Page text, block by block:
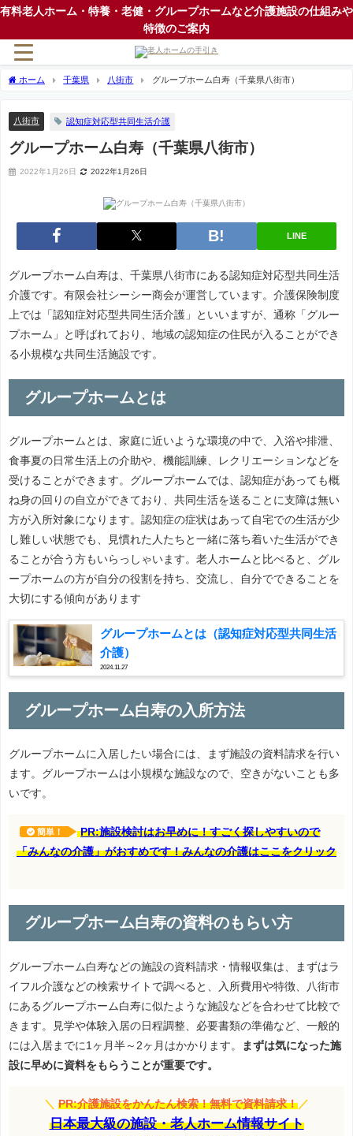
有料老人ホーム・特養・老健・グループホームなど介護施設の仕組みや
特徴のご案内
ホーム 千葉県 八街市 グループホーム白寿（千葉県八街市）
八街市 認知症対応型共同生活介護
グループホーム白寿（千葉県八街市）
2022年1月26日 2022年1月26日
LINE
グループホーム白寿は、千葉県八街市にある認知症対応型共同生活
介護です。有限会社シーシー商会が運営しています。介護保険制度
上では「認知症対応型共同生活介護」といいますが、通称「グルー
プホーム」と呼ばれており、地域の認知症の住民が入ることができ
る小規模な共同生活施設です。
グループホームとは
グループホームとは、家庭に近いような環境の中で、入浴や排泄、
食事夏の日常生活上の介助や、機能訓練、レクリエーションなどを
受けることができます。グループホームでは、認知症があっても概
ね身の回りの自立ができており、共同生活を送ることに支障は無い
方が入所対象になります。認知症の症状はあって自宅での生活が少
し難しい状態でも、見慣れた人たちと一緒に落ち着いた生活ができ
ることが合う方もいらっしゃいます。老人ホームと比べると、グル
ープホームの方が自分の役割を持ち、交流し、自分でできることを
大切にする傾向があります
グループホームとは（認知症対応型共同生活
介護）
2024.11.27
グループホーム白寿の入所方法
グループホームに入居したい場合には、まず施設の資料請求を行い
ます。グループホームは小規模な施設なので、空きがないことも多
いです。
簡単！
PR:施設検討はお早めに！すごく探しやすいので
「みんなの介護」がおすめです！みんなの介護はここをクリック
グループホーム白寿の資料のもらい方
グループホーム白寿などの施設の資料請求・情報収集は、まずはラ
イフル介護などの検索サイトで調べると、入所費用や特徴、八街市
にあるグループホーム白寿に似たような施設などを合わせて比較で
きます。見学や体験入居の日程調整、必要書類の準備など、一般的
には入居までに1ヶ月半～2ヶ月はかかります。
まずは気になった施
設に早めに資料をもらうことが重要です。
＼ PR:介護施設をかんたん検索！無料で資料請求！ ／
日本最大級の施設・老人ホーム情報サイト